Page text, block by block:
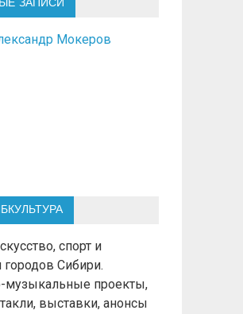
Мокеров
спорт и
городов Сибири.
музыкальные проекты,
выставки, анонсы